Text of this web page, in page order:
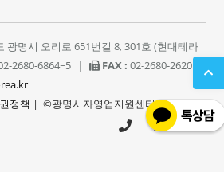
광명시 오리로 651번길 8, 301호 (현대테라
2680-6864~5 | FAX : 02-2680-2620
정책 | ©광명시자영업지원센터